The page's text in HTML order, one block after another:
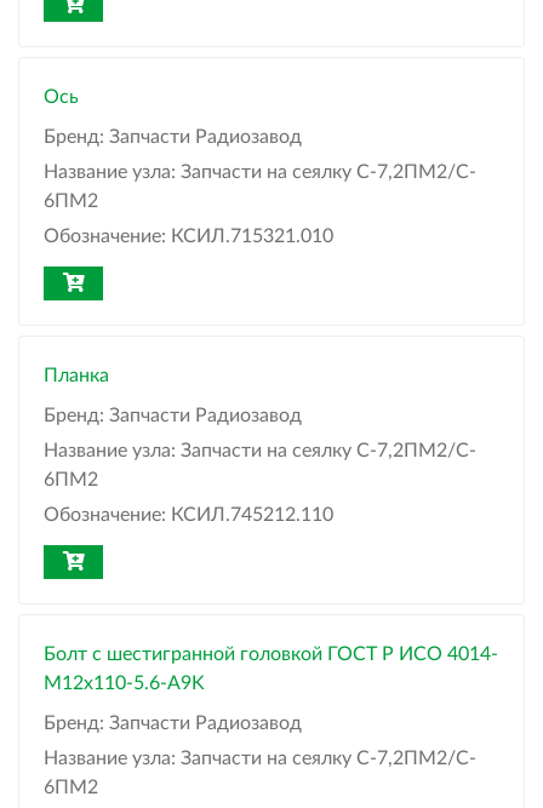
Ось
Бренд: Запчасти Радиозавод
Название узла: Запчасти на сеялку С-7,2ПМ2/C-
6ПМ2
Обозначение: КСИЛ.715321.010
Планка
Бренд: Запчасти Радиозавод
Название узла: Запчасти на сеялку С-7,2ПМ2/C-
6ПМ2
Обозначение: КСИЛ.745212.110
Болт с шестигранной головкой ГОСТ Р ИСО 4014-
М12x110-5.6-A9K
Бренд: Запчасти Радиозавод
Название узла: Запчасти на сеялку С-7,2ПМ2/C-
6ПМ2